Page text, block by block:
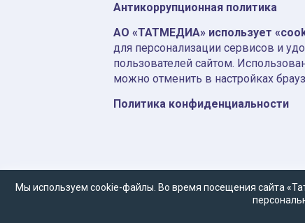
Антикоррупционная политика
АО «ТАТМЕДИА» использует
для персонализации сервисов и
пользователей сайтом.
можно отменить в настройках
Политика конфиденциальности
Мы используем cookie-файлы. Во время посещения сайта